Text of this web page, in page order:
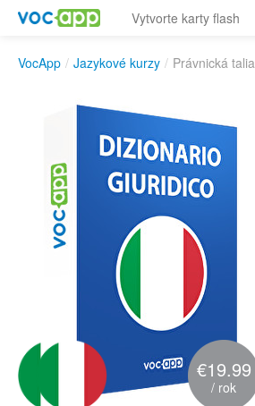
Vytvorte karty flash
VocApp / Jazykové kurzy / Právnická
€19.99
/ rok